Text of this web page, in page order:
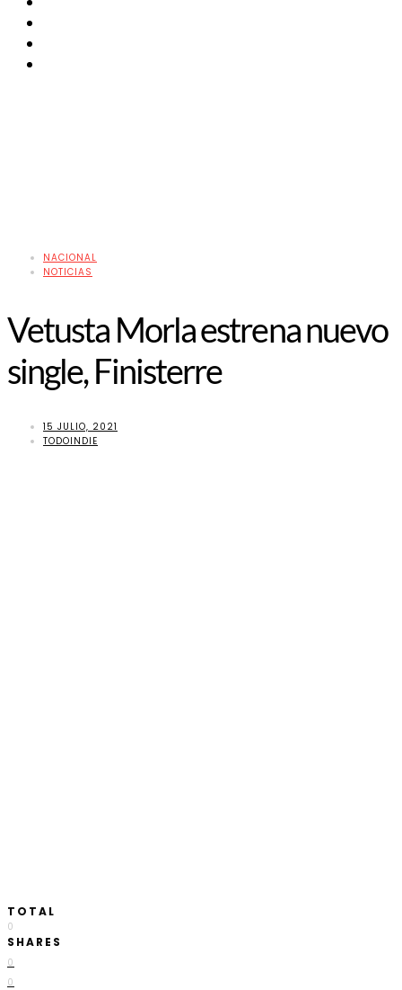
NACIONAL
NOTICIAS
Vetusta Morla estrena nuevo
single, Finisterre
15 JULIO, 2021
TODOINDIE
TOTAL
0
SHARES
0
0